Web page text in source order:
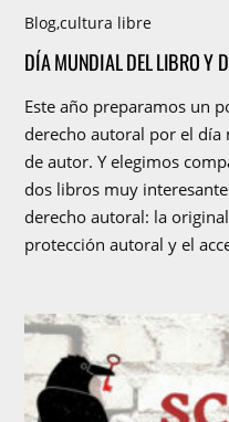
Blog,cultura libre
DÍA MUNDIAL DEL LIBRO Y
Este año preparamos un
derecho autoral por el
de autor. Y elegimos
dos libros muy
derecho autoral: la
protección autoral y el